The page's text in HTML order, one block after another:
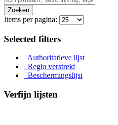
Zoeken
Items per pagina:
Selected filters
Authoritatieve lijst
Regio verstrekt
Beschermingslijst
Verfijn lijsten